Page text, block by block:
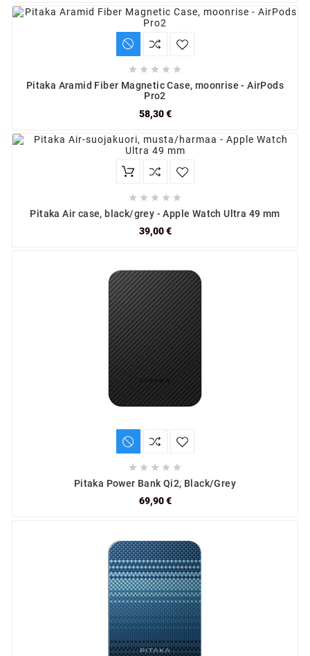
    
Pitaka Aramid Fiber Magnetic Case, moonrise - AirPods
Pro2
58,30 €
    
Pitaka Air case, black/grey - Apple Watch Ultra 49 mm
39,00 €
    
Pitaka Power Bank Qi2, Black/Grey
69,90 €